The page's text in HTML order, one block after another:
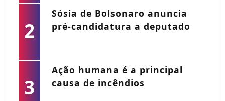
2
Sósia de Bolsonaro anuncia
pré-candidatura a deputado
3
Ação humana é a principal
causa de incêndios